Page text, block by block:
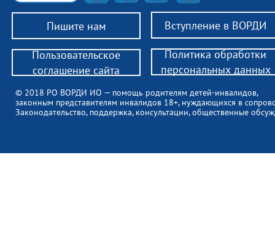
Пишите нам Вступление в ВОРДИ
© 2018 РО ВОРДИ ИО — помощь родителям детей-инвалидов,
законным представителям инвалидов 18+, нуждающихся в
Законодательство, поддержка, консультации, общественные
Пользовательское
соглашение сайта
Политика обработки
персональных данных